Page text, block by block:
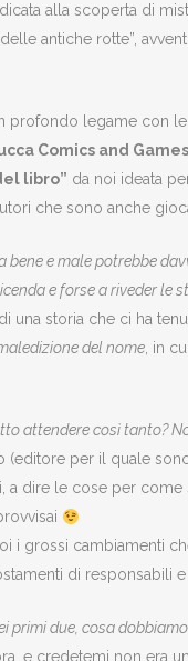
alla scoperta di
antiche rotte”,
profondo legame con le
Comics and Games
libro” da noi ideata
che sono anche
bene e male potrebbe
e forse a riveder le
una storia che ci ha
del nome , in
attendere così tanto?
(editore per il quale
a dire le cose per
i grossi cambiamenti
di responsabili
primi due, cosa
e credetemi non